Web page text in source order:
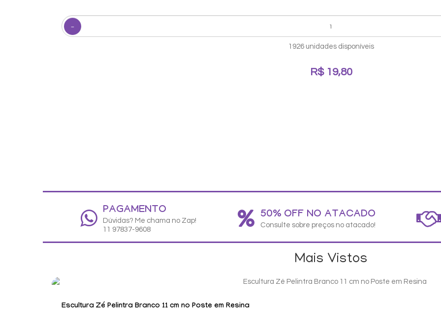
1926 unidades disponíveis
R$ 19,80
PAGAMENTO
Dúvidas? Me chama no Zap!
11 97837-9608
50% OFF NO ATACADO
Consulte sobre preços no atacado!
Mais Vistos
Escultura Zé Pelintra Branco 11 cm no Poste em Resina